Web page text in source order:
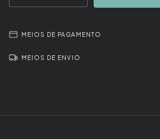
MEIOS DE PAGAMENTO
MEIOS DE ENVIO